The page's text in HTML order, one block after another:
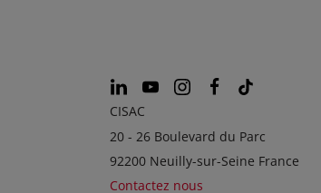
CISAC
20 - 26 Boulevard du Parc
92200 Neuilly-sur-Seine France
Contactez nous